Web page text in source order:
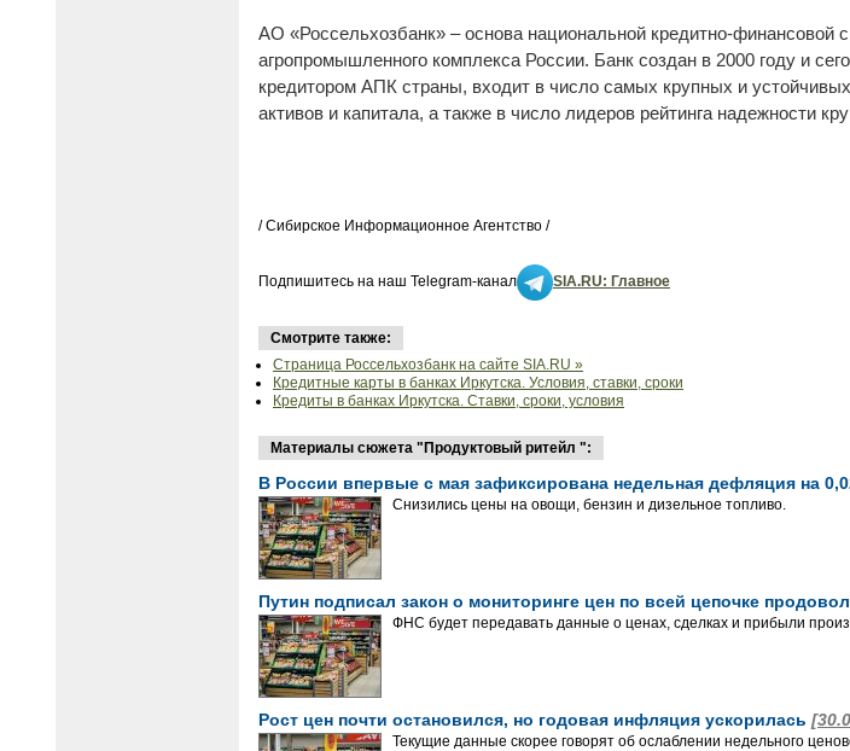
АО «Россельхозбанк» – основа национальной кредитно-финансовой
агропромышленного комплекса России. Банк создан в 2000 году и
кредитором АПК страны, входит в число самых крупных и
активов и капитала, а также в число лидеров рейтинга надежности
/ Сибирское Информационное Агентство /
Подпишитесь на наш Telegram-канал SIA.RU: Главное
Смотрите также:
Страница Россельхозбанк на сайте SIA.RU »
Кредитные карты в банках Иркутска. Условия, ставки, сроки
Кредиты в банках Иркутска. Ставки, сроки, условия
Материалы сюжета "Продуктовый ритейл ":
В России впервые с мая зафиксирована недельная дефляция на
Снизились цены на овощи, бензин и дизельное топливо.
Путин подписал закон о мониторинге цен по всей цепочке
ФНС будет передавать данные о ценах, сделках и прибыли
Рост цен почти остановился, но годовая инфляция ускорилась
Текущие данные скорее говорят об ослаблении недельного